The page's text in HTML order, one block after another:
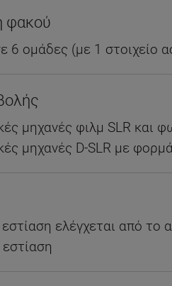
φακού
6 ομάδες (με 1 στοιχείο
μηχανές φιλμ SLR και
μηχανές D-SLR με
ελέγχεται από το